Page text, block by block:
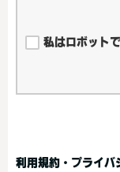
私はロボット
利用規約・プライバ